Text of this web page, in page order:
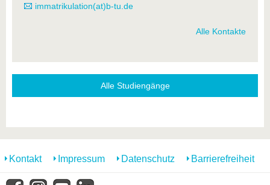
immatrikulation(at)b-tu.de
Alle Kontakte
Alle Studiengänge
Kontakt Impressum Datenschutz Barrierefreiheit